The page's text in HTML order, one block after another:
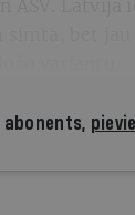
abonents,